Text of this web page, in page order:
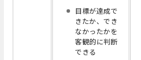
目標が達成で
きたか、でき
なかったかを
客観的に判断
できる